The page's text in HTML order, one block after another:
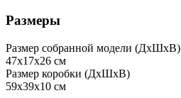
Размеры
Размер собранной модели (ДxШxВ)
47x17x26 см
Размер коробки (ДxШxВ)
59x39x10 см